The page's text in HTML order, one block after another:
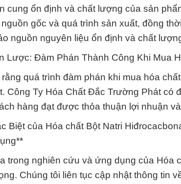
cung ổn định và chất lượng của sản
gốc và quá trình sản xuất, đồng
nguồn nguyên liệu ổn định và chất
Lược: Đàm Phán Thành Công Khi Mua
quá trình đàm phán khi mua hóa
Công Ty Hóa Chất Đắc Trường Phát có
hàng đạt được thỏa thuận lợi nhuận
Biệt của Hóa chất Bột Natri
trong nghiên cứu và ứng dụng của Hóa
Chúng tôi liên tục cập nhật thông tin